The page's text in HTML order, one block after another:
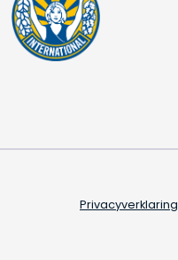
Privacyverklaring